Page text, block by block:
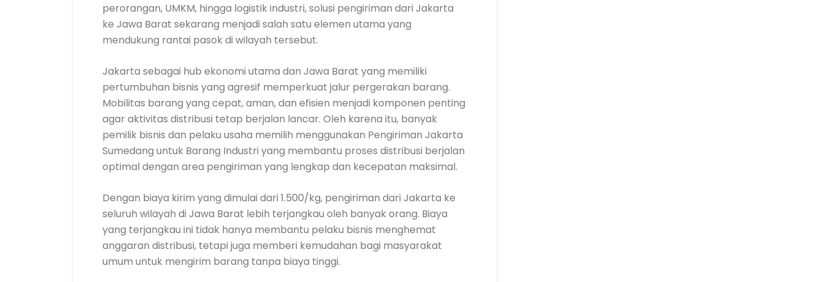
perorangan, UMKM, hingga logistik industri, solusi pengiriman dari Jakarta
ke Jawa Barat sekarang menjadi salah satu elemen utama yang
mendukung rantai pasok di wilayah tersebut.
Jakarta sebagai hub ekonomi utama dan Jawa Barat yang memiliki
pertumbuhan bisnis yang agresif memperkuat jalur pergerakan barang.
Mobilitas barang yang cepat, aman, dan efisien menjadi komponen penting
agar aktivitas distribusi tetap berjalan lancar. Oleh karena itu, banyak
pemilik bisnis dan pelaku usaha memilih menggunakan Pengiriman Jakarta
Sumedang untuk Barang Industri yang membantu proses distribusi berjalan
optimal dengan area pengiriman yang lengkap dan kecepatan maksimal.
Dengan biaya kirim yang dimulai dari 1.500/kg, pengiriman dari Jakarta ke
seluruh wilayah di Jawa Barat lebih terjangkau oleh banyak orang. Biaya
yang terjangkau ini tidak hanya membantu pelaku bisnis menghemat
anggaran distribusi, tetapi juga memberi kemudahan bagi masyarakat
umum untuk mengirim barang tanpa biaya tinggi.